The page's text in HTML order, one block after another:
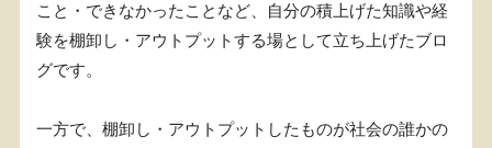
こと・できなかったことなど、自分の積上げた知識や経
験を棚卸し・アウトプットする場として立ち上げたブロ
グです。
一方で、棚卸し・アウトプットしたものが社会の誰かの